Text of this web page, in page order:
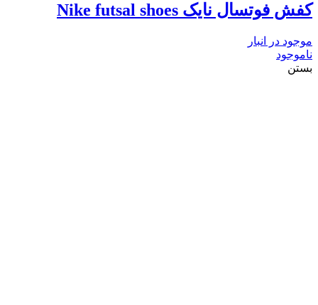
کفش فوتسال نایک Nike futsal shoes
موجود در انبار
ناموجود
بستن